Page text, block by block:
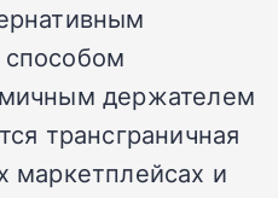
держателем
трансграничная
маркетплейсах и